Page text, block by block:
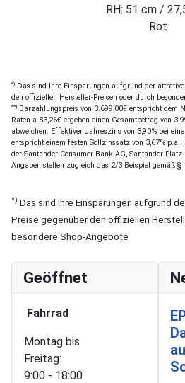
RH: 51 cm /
Rot
*) Das sind Ihre Einsparungen aufgrund der
den offiziellen Hersteller-Preisen oder durch
**) Barzahlungspreis von 3.699,00€ entspricht dem
Raten a 83,26€ ergeben einen Gesamtbetrag von
abweichen. Effektiver Jahreszins von 3,90% bei
entspricht einem festen Sollzinssatz von 3,67%
der Santander Consumer Bank AG, Santander-
Angaben stellen zugleich das 2/3 Beispiel gemäß §
*) Das sind Ihre Einsparungen aufgrund
Preise gegenüber den offiziellen
besondere Shop-Angebote
Geöffnet
Fahrrad
Montag bis
Freitag:
9:00 - 18:00